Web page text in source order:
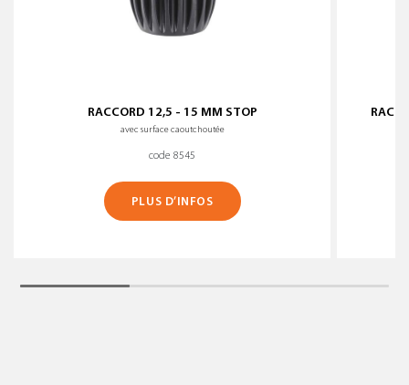
RACCORD 12,5 - 15 MM STOP
avec surface caoutchoutée
code 8545
PLUS D’INFOS